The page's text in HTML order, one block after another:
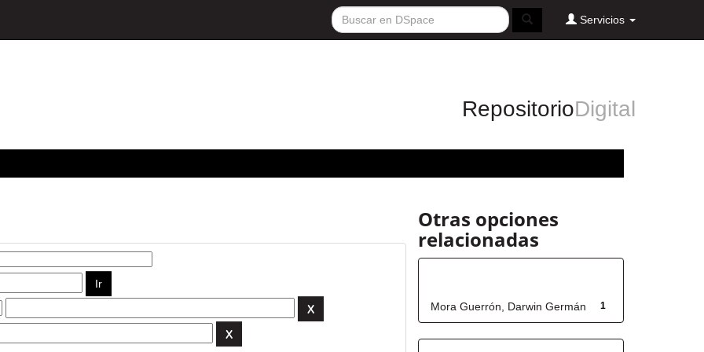
Servicios
RepositorioDigital
Otras opciones
relacionadas
1
Mora Guerrón, Darwin Germán